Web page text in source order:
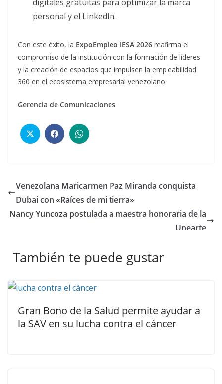
digitales gratuitas para optimizar la marca
personal y el LinkedIn.
Con este éxito, la ExpoEmpleo IESA 2026 reafirma el
compromiso de la institución con la formación de líderes
y la creación de espacios que impulsen la empleabilidad
360 en el ecosistema empresarial venezolano.
Gerencia de Comunicaciones
Venezolana Maricarmen Paz Miranda conquista
Dubai con «Raíces de mi tierra»
Nancy Yuncoza postulada a maestra honoraria de la
Unearte
También te puede gustar
Gran Bono de la Salud permite ayudar a
la SAV en su lucha contra el cáncer